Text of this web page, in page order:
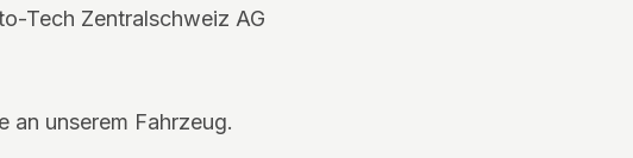
Tech Zentralschweiz AG
an unserem Fahrzeug.